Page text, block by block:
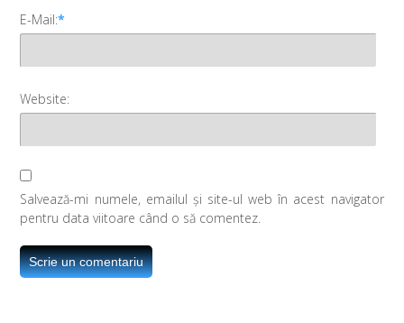
E-Mail:*
Website:
Salvează-mi numele, emailul și site-ul web în acest navigator
pentru data viitoare când o să comentez.